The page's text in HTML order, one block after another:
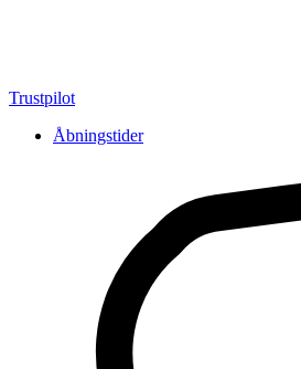
Trustpilot
Åbningstider